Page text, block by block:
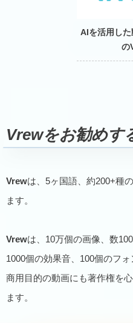
AIを活用し
の
Vrewをお勧めす
Vrewは、5ヶ国語、約200+種
ます。
Vrewは、10万個の画像、数
1000個の効果音、100個のフ
商用目的の動画にも著作権を
ます。